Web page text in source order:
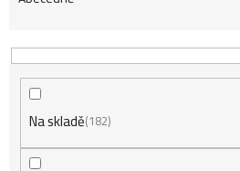
a
z
eNa skladě 182